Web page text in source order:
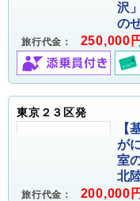
沢
の
旅行代金： 250,000円
東京２３区発
【
が
室
北
旅行代金： 200,000円